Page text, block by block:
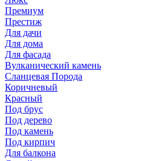
Премиум
Престиж
Для дачи
Для дома
Для фасада
Вулканический камень
Сланцевая Порода
Коричневый
Красный
Под брус
Под дерево
Под камень
Под кирпич
Для балкона